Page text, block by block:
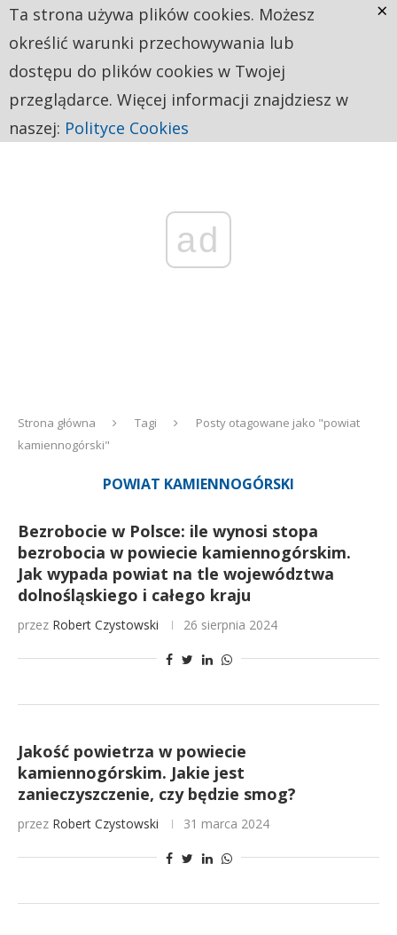
ad
Strona główna Tagi
Posty otagowane jako "powiat
kamiennogórski"
POWIAT KAMIENNOGÓRSKI
Bezrobocie w Polsce: ile wynosi stopa
bezrobocia w powiecie kamiennogórskim.
Jak wypada powiat na tle województwa
dolnośląskiego i całego kraju
przez Robert Czystowski 26 sierpnia 2024
Jakość powietrza w powiecie
kamiennogórskim. Jakie jest
zanieczyszczenie, czy będzie smog?
przez Robert Czystowski 31 marca 2024
Ta strona używa plików cookies. Możesz
określić warunki przechowywania lub
dostępu do plików cookies w Twojej
przeglądarce. Więcej informacji znajdziesz w
naszej: Polityce Cookies
×